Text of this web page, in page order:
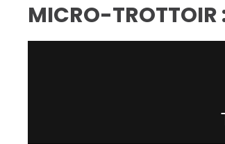
MICRO-TROTTOIR